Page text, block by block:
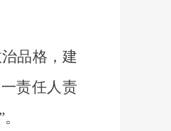
品格，建
责任人责